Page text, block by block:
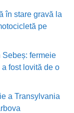
în stare gravă la
pe
fermeie
fost lovită de o
a Transylvania